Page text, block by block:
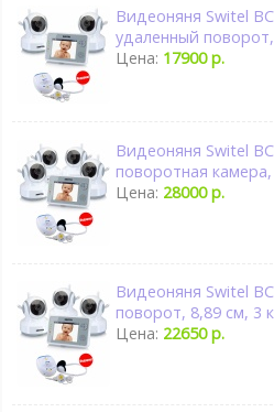
Видеоняня Switel
удаленный
Цена: 17900 р.
Видеоняня Switel
поворотная
Цена: 28000 р.
Видеоняня Switel
поворот, 8,89 см, 3
Цена: 22650 р.